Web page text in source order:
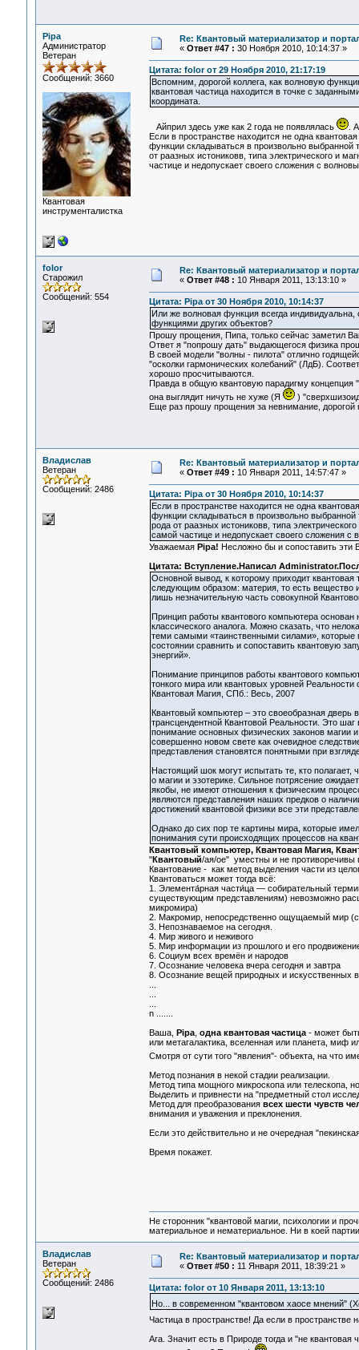
Pipa
Администратор
Ветеран
Сообщений: 3660
Квантовая
инструменталистка
Re: Квантовый материализатор и
« Ответ #47 : 30 Ноября 2010, 10:14:37 »
Цитата: folor от 29 Ноября 2010, 21:17:19
Вспомним, дорогой коллега, как волновую
квантовая частица находится в точке с
координата.
Айприл здесь уже как 2 года не появлялась
.
Если в пространстве находится не одна
функции складываться в произвольно выбранной
от раазных истониковв, типа электрического и
частице и недопускает своего сложения с
folor
Старожил
Сообщений: 554
Re: Квантовый материализатор и
« Ответ #48 : 10 Января 2011, 13:13:10 »
Цитата: Pipa от 30 Ноября 2010, 10:14:37
Или же волновая функция всегда
функциями других объектов?
Прошу прощения, Пипа, только сейчас заметил
Ответ я "попрошу дать" выдающегося физика
В своей модели "волны - пилота" отлично
"осколки гармонических колебаний" (ЛдБ).
хорошо просчитываются.
Правда в общую квантовую парадигму
она выглядит ничуть не хуже (Я
)
Еще раз прошу прощения за невнимание, дорогой
Владислав
Ветеран
Сообщений: 2486
Re: Квантовый материализатор и
« Ответ #49 : 10 Января 2011, 14:57:47 »
Цитата: Pipa от 30 Ноября 2010, 10:14:37
Если в пространстве находится не одна
функции складываться в произвольно
рода от раазных истониковв, типа
самой частице и недопускает своего сложения
Уважаемая Pipa! Несложно бы и сопоставить эти
Цитата: Вступление.Написал
Основной вывод, к которому приходит
следующим образом: материя, то есть вещество
лишь незначительную часть совокупной
Принцип работы квантового компьютера
классического аналога. Можно сказать, что
теми самыми «таинственными силами», которые
состоянии сравнить и сопоставить квантовую
энергий».
Понимание принципов работы квантового
тонкого мира или квантовых уровней
Квантовая Магия, СПб.: Весь, 2007
Квантовый компьютер – это своеобразная дверь
трансцендентной Квантовой Реальности. Это
понимание основных физических законов магии
совершенно новом свете как очевидное
представления становятся понятными при
Настоящий шок могут испытать те, кто
о магии и эзотерике. Сильное потрясение
якобы, не имеют отношения к физическим
являются представления наших предков о
достижений квантовой физики все эти
Однако до сих пор те картины мира, которые
понимания сути происходящих процессов на
Квантовый компьютер, Квантовая Магия,
"Квантовый/ая/ое" уместны и не противоречивы
Квантование - как метод выделения части из
Квантоваться может тогда всё:
1. Элемента́рная части́ца — собирательный
существующим представлениям) невозможно
микромира)
2. Макромир, непосредственно ощущаемый мир
3. Непознаваемое на сегодня.
4. Мир живого и неживого
5. Мир информации из прошлого и его
6. Социум всех времён и народов
7. Осознание человека вчера сегодня и завтра
8. Осознание вещей природных и искусственных
n .......
Ваша,
Pipa, одна квантовая частица- может
или метагалактика, вселенная или планета, миф
Смотря от сути того "явления"- объекта, на что
Метод познания в некой стадии реализации.
Метод типа мощного микроскопа или телескопа,
Выделить и привнести на "предметный стол
Метод для преобразования всех шести чувств
внимания и уважения и преклонения.
Если это действительно и не очередная
Время покажет.
Не сторонник "квантовой магии, психологии и
материальное и нематериальное. Ни в коей
Владислав
Ветеран
Сообщений: 2486
Re: Квантовый материализатор и
« Ответ #50 : 11 Января 2011, 18:39:21 »
Цитата: folor от 10 Января 2011, 13:13:10
Но... в современном "квантовом хаосе мнений"
Частица в пространстве! Да если в
Ага. Значит есть в Природе тогда и "не